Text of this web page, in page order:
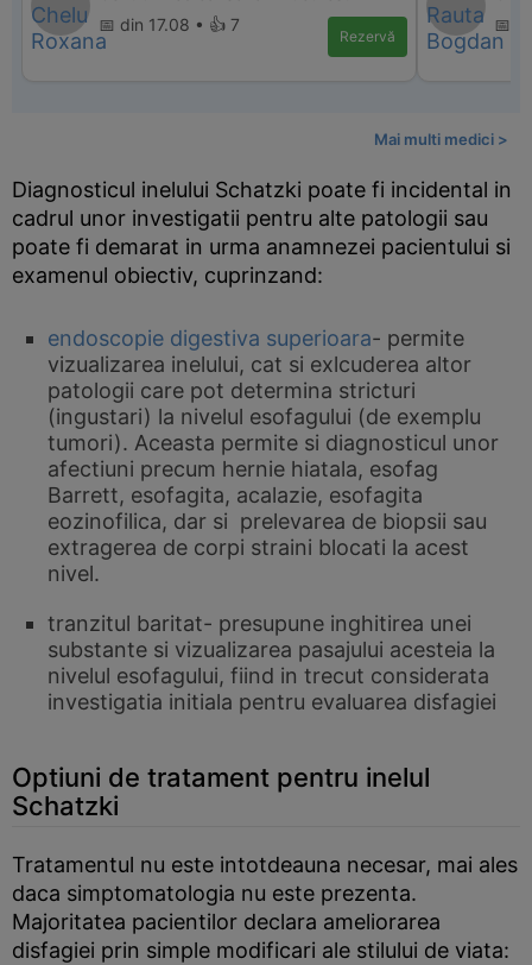
📅 din 17.08 • 👍 7
Rezervă
📅
Mai multi medici >
Diagnosticul inelului Schatzki poate fi incidental in
cadrul unor investigatii pentru alte patologii sau
poate fi demarat in urma anamnezei pacientului si
examenul obiectiv, cuprinzand:
endoscopie digestiva superioara- permite
vizualizarea inelului, cat si exlcuderea altor
patologii care pot determina stricturi
(ingustari) la nivelul esofagului (de exemplu
tumori). Aceasta permite si diagnosticul unor
afectiuni precum hernie hiatala, esofag
Barrett, esofagita, acalazie, esofagita
eozinofilica, dar si prelevarea de biopsii sau
extragerea de corpi straini blocati la acest
nivel.
tranzitul baritat- presupune inghitirea unei
substante si vizualizarea pasajului acesteia la
nivelul esofagului, fiind in trecut considerata
investigatia initiala pentru evaluarea disfagiei
Optiuni de tratament pentru inelul
Schatzki
Tratamentul nu este intotdeauna necesar, mai ales
daca simptomatologia nu este prezenta.
Majoritatea pacientilor declara ameliorarea
disfagiei prin simple modificari ale stilului de viata: